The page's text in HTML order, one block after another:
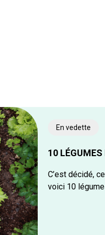
En vedette
10 LÉGUMES
C’est décidé,
voici 10